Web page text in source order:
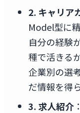
2. キャリア
Model型に
自分の経験
種で活きる
企業別の選
だ情報を得
3. 求人紹介